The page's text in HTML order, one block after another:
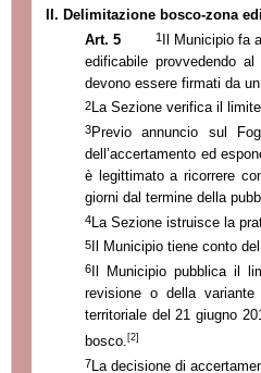
II. Delimitazione bosco-zona
Art. 5
1Il Municipio fa
edificabile provvedendo
devono essere firmati da
2La Sezione verifica il
3Previo annuncio sul
dell’accertamento ed
è legittimato a ricorrere
giorni dal termine della
4La Sezione istruisce la
5 Il Municipio tiene conto
6
Il Municipio pubblica il
revisione o della
territoriale del 21 giugno
bosco. [2]
7 La decisione di